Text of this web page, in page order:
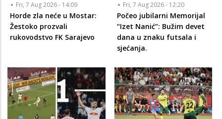
Fri, 7 Aug 2026 - 14:09
Horde zla neće u Mostar:
Žestoko prozvali
rukovodstvo FK Sarajevo
Fri, 7 Aug 2026 - 12:20
Počeo jubilarni Memorijal
“Izet Nanić”: Bužim devet
dana u znaku futsala i
sjećanja.